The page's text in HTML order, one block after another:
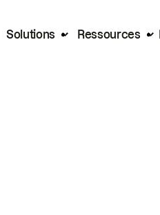
Solutions Ressources